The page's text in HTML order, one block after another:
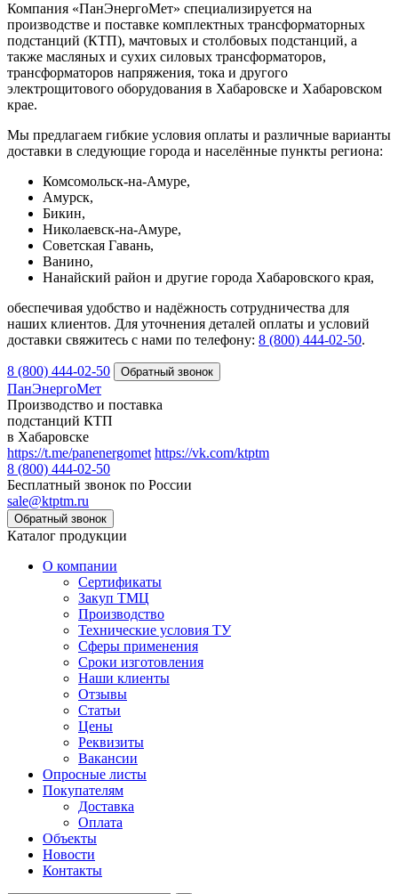
Компания «ПанЭнергоМет» специализируется на
производстве и поставке комплектных трансформаторных
подстанций (КТП), мачтовых и столбовых подстанций, а
также масляных и сухих силовых трансформаторов,
трансформаторов напряжения, тока и другого
электрощитового оборудования в Хабаровске и Хабаровском
крае.
Мы предлагаем гибкие условия оплаты и различные варианты
доставки в следующие города и населённые пункты региона:
Комсомольск-на-Амуре,
Амурск,
Бикин,
Николаевск-на-Амуре,
Советская Гавань,
Ванино,
Нанайский район и другие города Хабаровского края,
обеспечивая удобство и надёжность сотрудничества для
наших клиентов. Для уточнения деталей оплаты и условий
доставки свяжитесь с нами по телефону: 8 (800) 444‑02‑50.
8 (800) 444-02-50
ПанЭнергоМет
Производство и поставка
подстанций КТП
в Хабаровске
https://t.me/panenergomet https://vk.com/ktptm
8 (800) 444-02-50
Бесплатный звонок по России
sale@ktptm.ru
Каталог продукции
О компании
Сертификаты
Закуп ТМЦ
Производство
Технические условия ТУ
Сферы применения
Сроки изготовления
Наши клиенты
Отзывы
Статьи
Цены
Реквизиты
Вакансии
Опросные листы
Покупателям
Доставка
Оплата
Объекты
Новости
Контакты